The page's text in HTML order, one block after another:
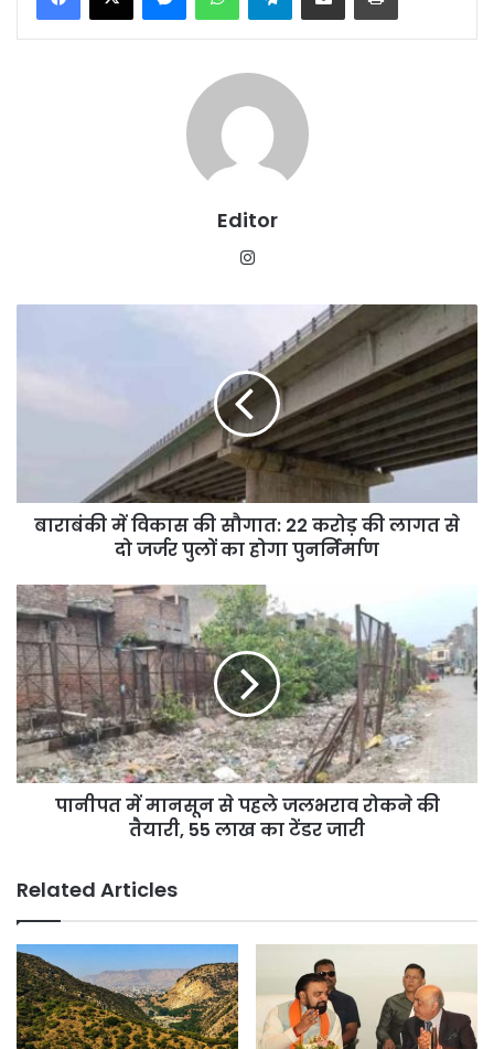
Editor
लागत
पुलों
का
होगा
पुनर्निर्माण
बाराबंकी में विकास की सौगात: 22 करोड़ की लागत से
दो जर्जर पुलों का होगा पुनर्निर्माण
पानीपत
में
मानसून
से
पहले
जलभराव
रोकने
की
तैयारी,
जारी
पानीपत में मानसून से पहले जलभराव रोकने की
तैयारी, 55 लाख का टेंडर जारी
Related Articles